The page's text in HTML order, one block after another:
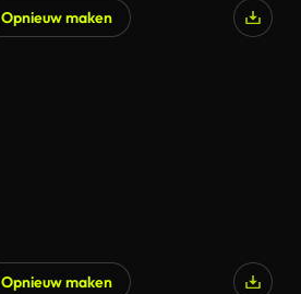
Opnieuw maken
Opnieuw maken